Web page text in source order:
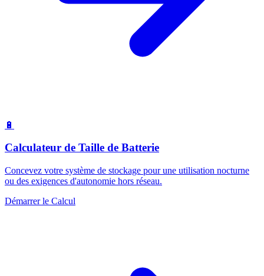
🔋
Calculateur de Taille de Batterie
Concevez votre système de stockage pour une utilisation nocturne
ou des exigences d'autonomie hors réseau.
Démarrer le Calcul